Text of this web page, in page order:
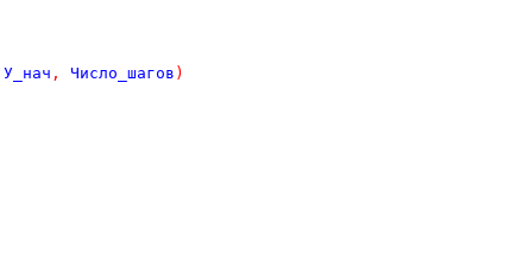
У_нач , Число_шагов )